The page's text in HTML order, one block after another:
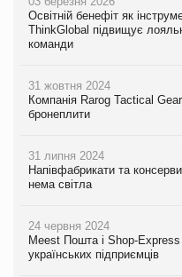
Освітній бенефіт як
ThinkGlobal підвищує
команди
31 жовтня 2024
Компанія Rarog Tactical
бронеплити
31 липня 2024
Напівфабрикати та
нема світла
24 червня 2024
Meest Пошта і Shop-
українських підприємців